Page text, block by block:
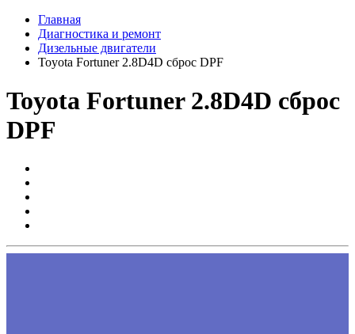
Главная
Диагностика и ремонт
Дизельные двигатели
Toyota Fortuner 2.8D4D сброс DPF
Toyota Fortuner 2.8D4D сброс
DPF